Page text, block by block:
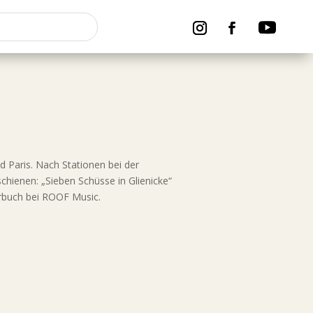
Paris. Nach Stationen bei der
„Sieben Schüsse in Glienicke“
bei ROOF Music.